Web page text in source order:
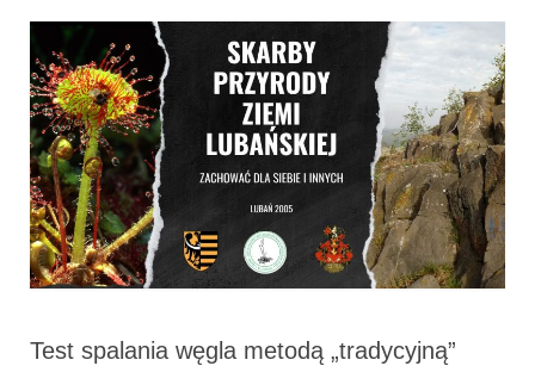
Test spalania węgla metodą „tradycyjną”